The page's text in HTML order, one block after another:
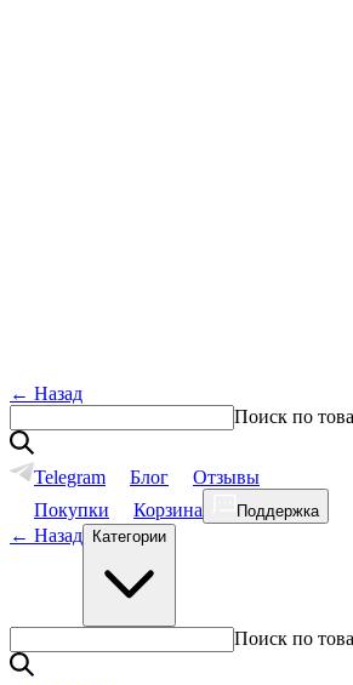
← Назад
Поиск по
Telegram Блог
Отзывы
Покупки
Корзина Поддержка
← Назад Категории
Поиск по